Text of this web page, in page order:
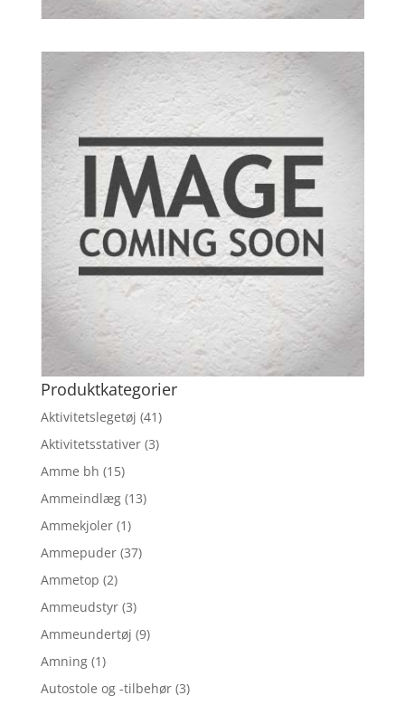
Produktkategorier
Aktivitetslegetøj (41)
Aktivitetsstativer (3)
Amme bh (15)
Ammeindlæg (13)
Ammekjoler (1)
Ammepuder (37)
Ammetop (2)
Ammeudstyr (3)
Ammeundertøj (9)
Amning (1)
Autostole og -tilbehør (3)